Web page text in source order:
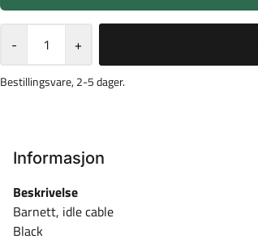
- +
Bestillingsvare, 2-5 dager.
Informasjon
Beskrivelse
Barnett, idle cable
Black